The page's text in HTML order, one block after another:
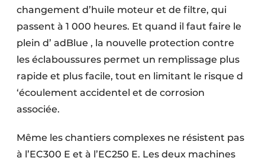
changement d’huile moteur et de filtre, qui
passent à 1 000 heures. Et quand il faut faire le
plein d’ adBlue , la nouvelle protection contre
les éclaboussures permet un remplissage plus
rapide et plus facile, tout en limitant le risque d
‘écoulement accidentel et de corrosion
associée.
Même les chantiers complexes ne résistent pas
à l’EC300 E et à l’EC250 E. Les deux machines